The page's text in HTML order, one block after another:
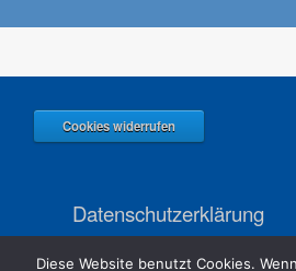
Cookies widerrufen
Datenschutzerklärung
Diese Website benutzt Cookies.